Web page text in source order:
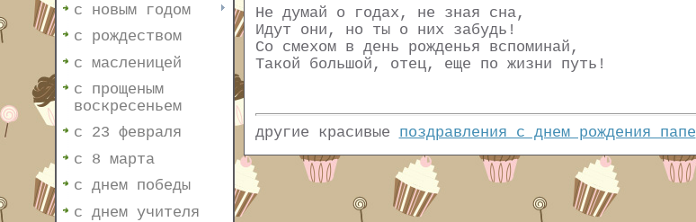
с новым годом
с рождеством
с масленицей
с прощеным
воскресеньем
с 23 февраля
с 8 марта
с днем победы
с днем учителя
Не думай о годах, не зная сна,
Идут они, но ты о них забудь!
Со смехом в день рожденья вспоминай,
Такой большой, отец, еще по жизни путь!
другие красивые поздравления с днем рождения папе